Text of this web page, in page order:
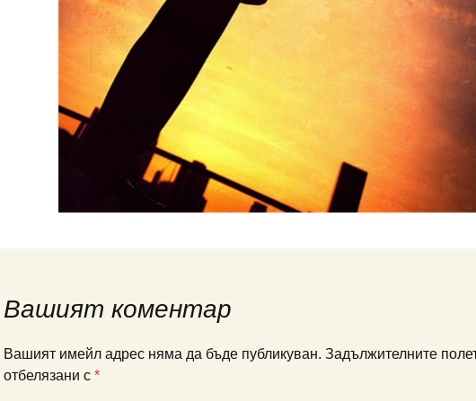
Вашият коментар
Вашият имейл адрес няма да бъде публикуван. Задължителните
отбелязани с *